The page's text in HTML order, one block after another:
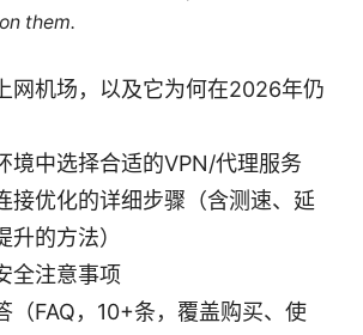
them.
网机场，以及它为何在2026年仍
境中选择合适的VPN/代理服务
接优化的详细步骤（含测速、延
的方法）
全注意事项
（FAQ，10+条，覆盖购买、使